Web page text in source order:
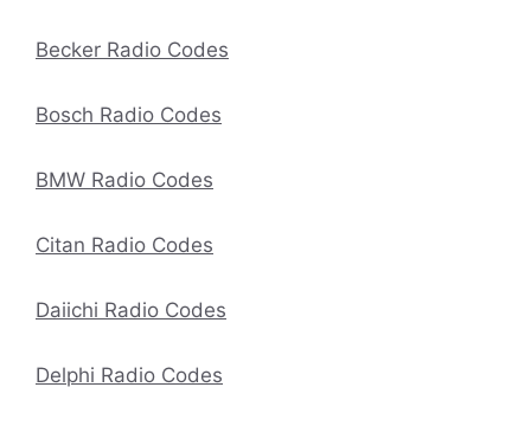
Becker Radio Codes
Bosch Radio Codes
BMW Radio Codes
Citan Radio Codes
Daiichi Radio Codes
Delphi Radio Codes